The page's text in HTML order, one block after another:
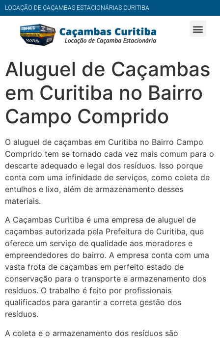
LOCAÇÃO DE CAÇAMBAS ESTACIONÁRIAS CURITIBA
Aluguel de Caçambas
em Curitiba no Bairro
Campo Comprido
O aluguel de caçambas em Curitiba no Bairro Campo
Comprido tem se tornado cada vez mais comum para o
descarte adequado e legal dos resíduos. Isso porque
conta com uma infinidade de serviços, como coleta de
entulhos e lixo, além de armazenamento desses
materiais.
A Caçambas Curitiba é uma empresa de aluguel de
caçambas autorizada pela Prefeitura de Curitiba, que
oferece um serviço de qualidade aos moradores e
empreendedores do bairro. A empresa conta com uma
vasta frota de caçambas em perfeito estado de
conservação para o transporte e armazenamento dos
resíduos. O trabalho é feito por profissionais
qualificados para garantir a correta gestão dos
resíduos.
A coleta e o armazenamento dos resíduos são